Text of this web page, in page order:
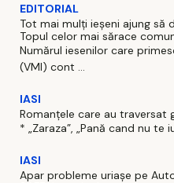
EDITORIAL
Tot mai mulți ieșeni ajung să
Topul celor mai sărace
Numărul iesenilor care
(VMI) cont ...
IASI
Romanțele care au traversat
* „Zaraza”, „Pană cand nu te
IASI
Apar probleme uriașe pe